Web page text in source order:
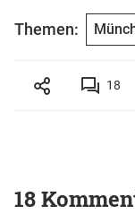
Themen:
18
18